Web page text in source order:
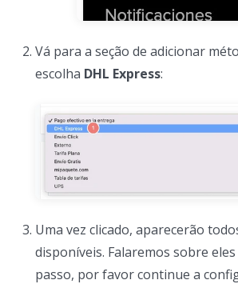
Vá para a seção de adicionar
escolha DHL Express:
Uma vez clicado, aparecerão
disponíveis. Falaremos sobre
passo, por favor continue a